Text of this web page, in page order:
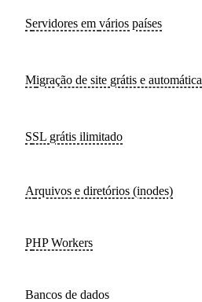
Servidores em vários países
Migração de site grátis e automática
SSL grátis ilimitado
Arquivos e diretórios (inodes)
PHP Workers
bancos de dados